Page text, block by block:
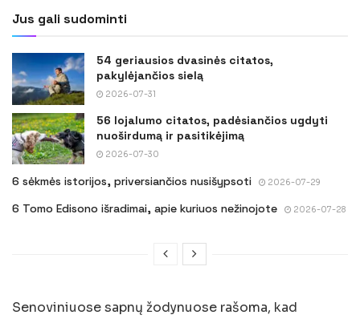
Jus gali sudominti
54 geriausios dvasinės citatos,
pakylėjančios sielą
2026-07-31
56 lojalumo citatos, padėsiančios ugdyti
nuoširdumą ir pasitikėjimą
2026-07-30
6 sėkmės istorijos, priversiančios nusišypsoti 2026-07-29
6 Tomo Edisono išradimai, apie kuriuos nežinojote 2026-07-28
Senoviniuose sapnų žodynuose rašoma, kad